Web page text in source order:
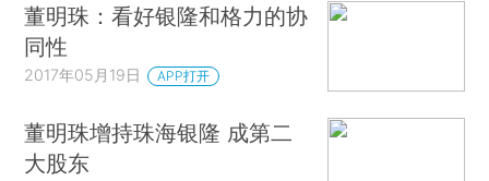
董明珠：看好银隆和格力的协
同性
2017年05月19日 APP打开
董明珠增持珠海银隆 成第二
大股东